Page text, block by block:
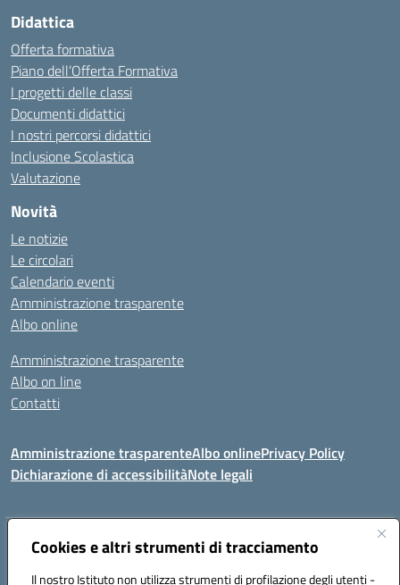
Cookies e altri strumenti di tracciamento
Il nostro Istituto non utilizza strumenti di profilazione degli utenti -
Didattica
Offerta formativa
Piano dell’Offerta Formativa
I progetti delle classi
Documenti didattici
I nostri percorsi didattici
Inclusione Scolastica
Valutazione
Novità
Le notizie
Le circolari
Calendario eventi
Amministrazione trasparente
Albo online
Amministrazione trasparente
Albo on line
Contatti
Amministrazione trasparenteAlbo onlinePrivacy Policy
Dichiarazione di accessibilitàNote legali
Indirizzo:Via Tirso, 07011 Bono (SS)